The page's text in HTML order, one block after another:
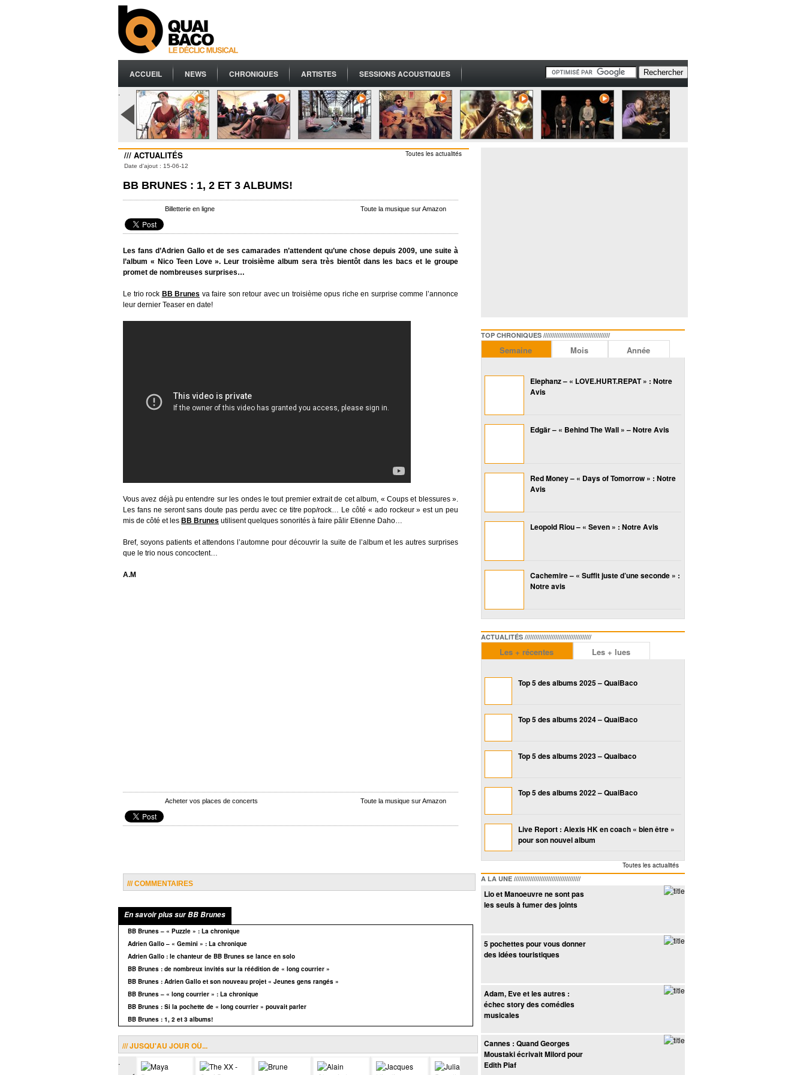
ACCUEIL NEWS CHRONIQUES ARTISTES SESSIONS ACOUSTIQUES
.
/// ACTUALITÉS Toutes les actualités
Date d'ajout : 15-06-12
BB BRUNES : 1, 2 ET 3 ALBUMS!
Billetterie en ligne Toute la musique sur Amazon
Les fans d’Adrien Gallo et de ses camarades n’attendent qu’une chose depuis 2009, une suite à
l’album « Nico Teen Love ». Leur troisième album sera très bientôt dans les bacs et le groupe
promet de nombreuses surprises…
Le trio rock BB Brunes va faire son retour avec un troisième opus riche en surprise comme l’annonce
leur dernier Teaser en date!
Vous avez déjà pu entendre sur les ondes le tout premier extrait de cet album, « Coups et blessures ».
Les fans ne seront sans doute pas perdu avec ce titre pop/rock… Le côté « ado rockeur » est un peu
mis de côté et les BB Brunes utilisent quelques sonorités à faire pâlir Etienne Daho…
Bref, soyons patients et attendons l’automne pour découvrir la suite de l’album et les autres surprises
que le trio nous concoctent…
A.M
Acheter vos places de concerts Toute la musique sur Amazon
/// COMMENTAIRES
En savoir plus sur BB Brunes
BB Brunes – « Puzzle » : La chronique
Adrien Gallo – « Gemini » : La chronique
Adrien Gallo : le chanteur de BB Brunes se lance en solo
BB Brunes : de nombreux invités sur la réédition de « long courrier »
BB Brunes : Adrien Gallo et son nouveau projet « Jeunes gens rangés »
BB Brunes – « long courrier » : La chronique
BB Brunes : Si la pochette de « long courrier » pouvait parler
BB Brunes : 1, 2 et 3 albums!
/// JUSQU'AU JOUR OÙ...
.
TOP CHRONIQUES /////////////////////////////////////
Semaine Mois Année
Elephanz – « LOVE.HURT.REPAT » : Notre
Avis
Edgär – « Behind The Wall » – Notre Avis
Red Money – « Days of Tomorrow » : Notre
Avis
Leopold Riou – « Seven » : Notre Avis
Cachemire – « Suffit juste d’une seconde » :
Notre avis
ACTUALITÉS /////////////////////////////////////
Les + récentes Les + lues
Top 5 des albums 2025 – QuaiBaco
Top 5 des albums 2024 – QuaiBaco
Top 5 des albums 2023 – Quaibaco
Top 5 des albums 2022 – QuaiBaco
Live Report : Alexis HK en coach « bien être »
pour son nouvel album
Toutes les actualités
A LA UNE /////////////////////////////////////
Lio et Manoeuvre ne sont pas
les seuls à fumer des joints
5 pochettes pour vous donner
des idées touristiques
Adam, Eve et les autres :
échec story des comédies
musicales
Cannes : Quand Georges
Moustaki écrivait Milord pour
Edith Piaf